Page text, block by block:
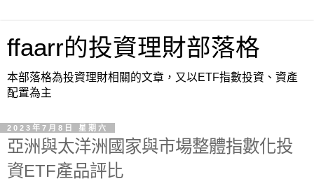
ffaarr的投資理財部落格
本部落格為投資理財相關的文章，又以ETF指數投資、資產
配置為主
2023年7月8日 星期六
亞洲與太洋洲國家與市場整體指數化投
資ETF產品評比